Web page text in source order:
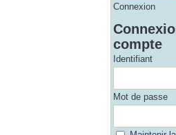
Connexion
compte
Identifiant
Mot de passe